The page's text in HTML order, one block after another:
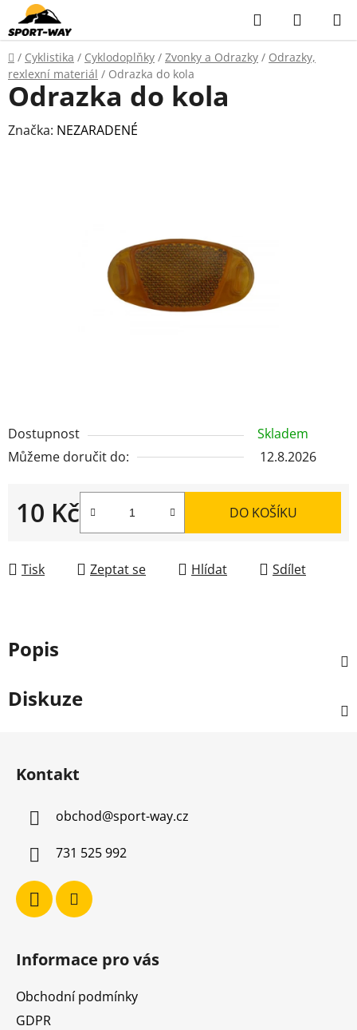
Přejít
na
obsah
Hledat
KOŠÍK
Domů
/ Cyklistika / Cyklodoplňky / Zvonky a Odrazky / Odrazky,
rexlexní materiál / Odrazka do kola
Dostupnost
Skladem
Můžeme doručit do:
12.8.2026
10 Kč
Měrná cena:
DO KOŠÍKU
Tisk Zeptat se Hlídat Sdílet
Odrazka do kola
Značka: NEZARADENÉ
Popis
Diskuze
Kontakt
obchod@sport-way.cz
731 525 992
Informace pro vás
Obchodní podmínky
GDPR